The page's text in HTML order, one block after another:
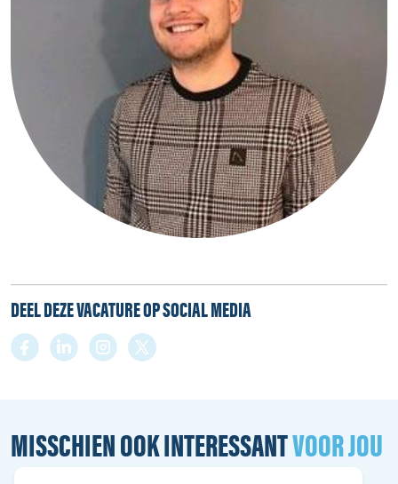
DEEL DEZE VACATURE OP SOCIAL MEDIA
MISSCHIEN OOK INTERESSANTVOOR JOU